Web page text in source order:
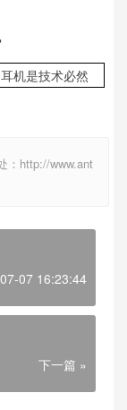
：http://www.ant
07 16:23:44
下一篇 »